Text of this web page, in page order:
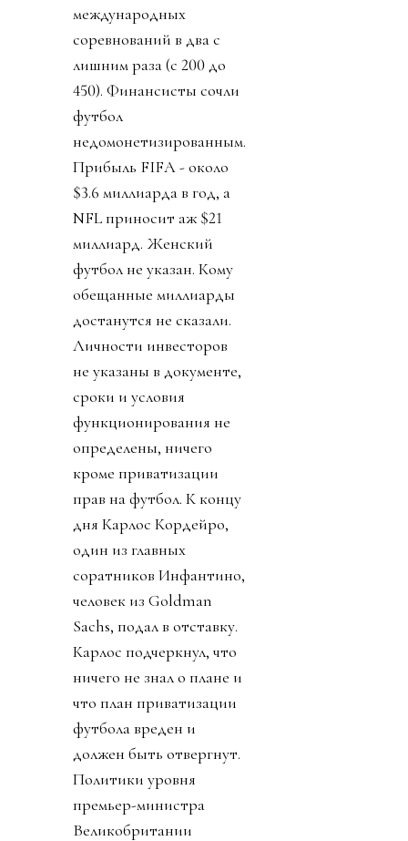
международных
соревнований в два с
лишним раза (с 200 до
450). Финансисты сочли
футбол
недомонетизированным.
Прибыль FIFA - около
$3.6 миллиарда в год, а
NFL приносит аж $21
миллиард. Женский
футбол не указан. Кому
обещанные миллиарды
достанутся не сказали.
Личности инвесторов
не указаны в документе,
сроки и условия
функционирования не
определены, ничего
кроме приватизации
прав на футбол. К концу
дня Карлос Кордейро,
один из главных
соратников Инфантино,
человек из Goldman
Sachs, подал в отставку.
Карлос подчеркнул, что
ничего не знал о плане и
что план приватизации
футбола вреден и
должен быть отвергнут.
Политики уровня
премьер-министра
Великобритании